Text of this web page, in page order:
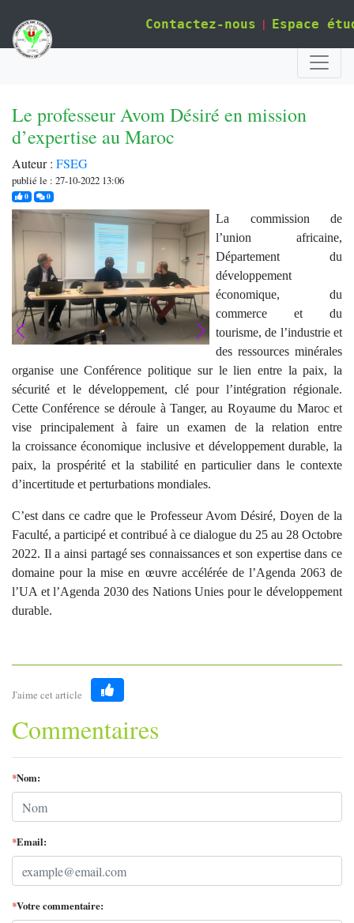
Contactez-nous | Espace
Le professeur Avom Désiré en mission
d’expertise au Maroc
Auteur : FSEG
publié le : 27-10-2022 13:06
0j'aime0commentaires
La commission de
l’union africaine,
Département du
développement
économique, du
commerce et du
tourisme, de l’industrie et
des ressources minérales
organise une Conférence politique sur le lien entre la paix, la
sécurité et le développement, clé pour l’intégration régionale.
Cette Conférence se déroule à Tanger, au Royaume du Maroc et
vise principalement à faire un examen de la relation entre
la croissance économique inclusive et développement durable, la
paix, la prospérité et la stabilité en particulier dans le contexte
d’incertitude et perturbations mondiales.
C’est dans ce cadre que le Professeur Avom Désiré, Doyen de la
Faculté, a participé et contribué à ce dialogue du 25 au 28 Octobre
2022. Il a ainsi partagé ses connaissances et son expertise dans ce
domaine pour la mise en œuvre accélérée de l’Agenda 2063 de
l’UA et l’Agenda 2030 des Nations Unies pour le développement
durable.
J'aime cet article
Like
Commentaires
*Nom:
*Email:
*Votre commentaire: